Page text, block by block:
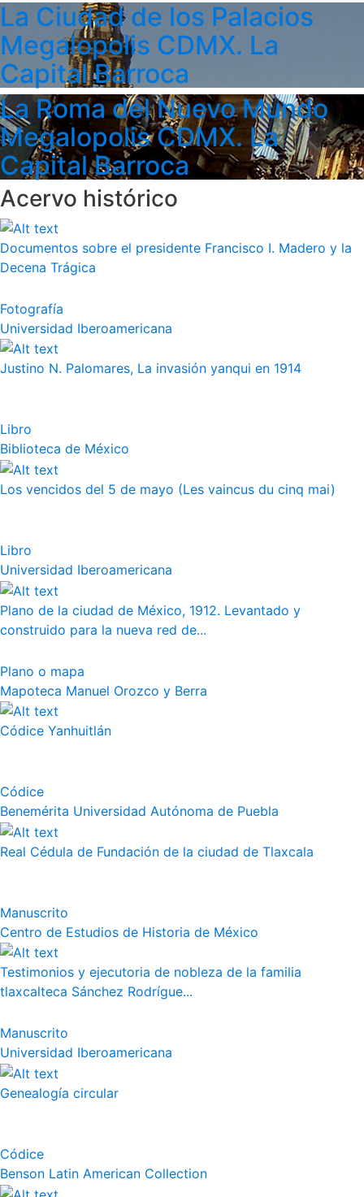
La Ciudad de los Palacios
Megalopolis CDMX. La
Capital Barroca
La Roma del Nuevo Mundo
Megalopolis CDMX. La
Capital Barroca
Acervo histórico
Documentos sobre el presidente Francisco I. Madero y la
Decena Trágica
Fotografía
Universidad Iberoamericana
Justino N. Palomares, La invasión yanqui en 1914
Libro
Biblioteca de México
Los vencidos del 5 de mayo (Les vaincus du cinq mai)
Libro
Universidad Iberoamericana
Plano de la ciudad de México, 1912. Levantado y
construido para la nueva red de...
Plano o mapa
Mapoteca Manuel Orozco y Berra
Códice Yanhuitlán
Códice
Benemérita Universidad Autónoma de Puebla
Real Cédula de Fundación de la ciudad de Tlaxcala
Manuscrito
Centro de Estudios de Historia de México
Testimonios y ejecutoria de nobleza de la familia
tlaxcalteca Sánchez Rodrígue...
Manuscrito
Universidad Iberoamericana
Genealogía circular
Códice
Benson Latin American Collection